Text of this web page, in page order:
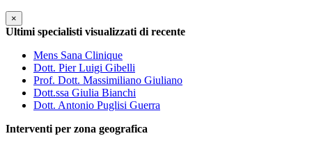
×
Ultimi specialisti visualizzati di recente
Mens Sana Clinique
Dott. Pier Luigi Gibelli
Prof. Dott. Massimiliano Giuliano
Dott.ssa Giulia Bianchi
Dott. Antonio Puglisi Guerra
Interventi per zona geografica